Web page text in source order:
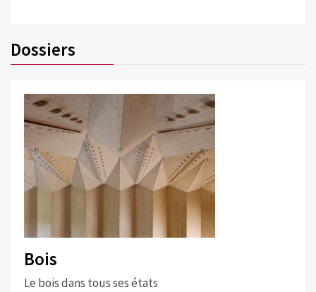
Dossiers
Bois
Le bois dans tous ses états